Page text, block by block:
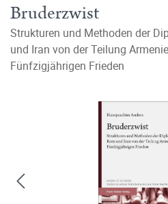
Bruderzwist
Strukturen und Methoden der
und Iran von der Teilung
Fünfzigjährigen Frieden